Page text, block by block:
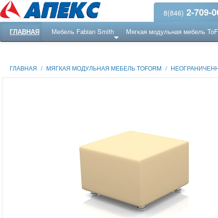
8(846) 2-709-
ГЛАВНАЯ Мебель Fabian Smith Мягкая модульная мебель
ГЛАВНАЯ / МЯГКАЯ МОДУЛЬНАЯ МЕБЕЛЬ TOFORM /